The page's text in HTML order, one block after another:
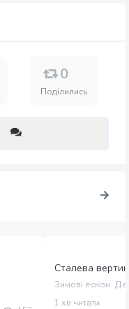
0
Поділились
Сталева
Зимові ескізи.
1 хв читати